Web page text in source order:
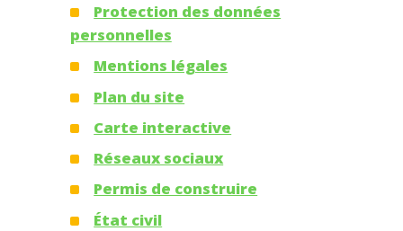
Protection des données
personnelles
Mentions légales
Plan du site
Carte interactive
Réseaux sociaux
Permis de construire
État civil